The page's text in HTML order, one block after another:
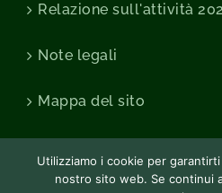
Relazione sull'attività
Note legali
Mappa del sito
Utilizziamo i cookie per
nostro sito web. Se continui